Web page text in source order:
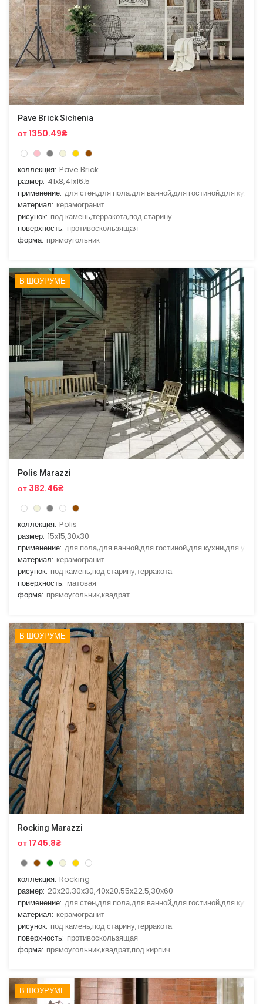
Pave Brick Sichenia
от 1350.49₴
коллекция: Pave Brick
размер: 41x8,41x16.5
применение: для стен,для пола,для ванной,для гостиной,для кухни
материал: керамогранит
рисунок: под камень,терракота,под старину
поверхность: противоскользящая
форма: прямоугольник
В ШОУРУМЕ
Polis Marazzi
от 382.46₴
коллекция: Polis
размер: 15x15,30x30
применение: для пола,для ванной,для гостиной,для кухни,для улицы
материал: керамогранит
рисунок: под камень,под старину,терракота
поверхность: матовая
форма: прямоугольник,квадрат
В ШОУРУМЕ
Rocking Marazzi
от 1745.8₴
коллекция: Rocking
размер: 20x20,30x30,40x20,55x22.5,30x60
применение: для стен,для пола,для ванной,для гостиной,для кухни
материал: керамогранит
рисунок: под камень,под старину,терракота
поверхность: противоскользящая
форма: прямоугольник,квадрат,под кирпич
В ШОУРУМЕ